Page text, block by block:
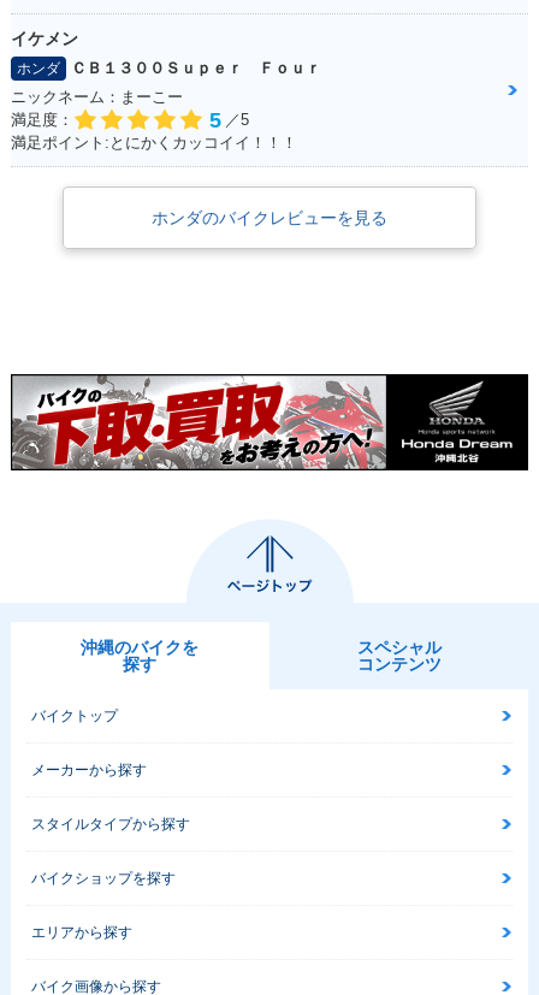
イケメン
ホンダ
ＣＢ１３００Ｓｕｐｅｒ Ｆｏｕｒ
ニックネーム：まーこー
満足度：
5 ／5
満足ポイント:とにかくカッコイイ！！！
ホンダのバイクレビューを見る
沖縄のバイクを
探す
スペシャル
コンテンツ
バイクトップ
メーカーから探す
スタイルタイプから探す
バイクショップを探す
エリアから探す
バイク画像から探す